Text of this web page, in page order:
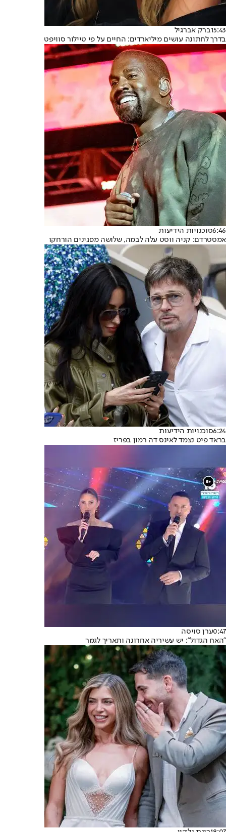
15:43ברק אברגיל
בדרך לחתונה עושים מיליארדים: החיים על פי טיילור סוויפט
6:46סוכנויות הידיעות
אמסטרדם: קניה ווסט עלה לבמה, שלושה מפגינים הורחקו
6:24סוכנויות הידיעות
בראד פיט נצמד לאינס דה רמון בפריז
0:47ערן סויסה
"האח הגדול": יש עשיריה אחרונה ותאריך לגמר